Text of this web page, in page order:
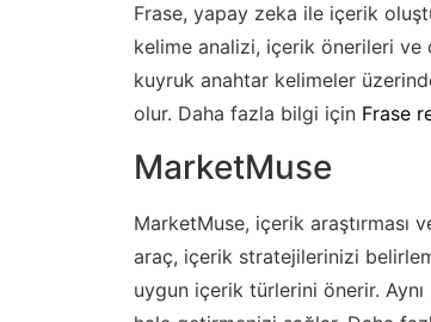
Frase, yapay zeka ile içerik
kelime analizi, içerik önerileri
kuyruk anahtar kelimeler
olur. Daha fazla bilgi için Frase
MarketMuse
MarketMuse, içerik araştırması
araç, içerik stratejilerinizi
uygun içerik türlerini önerir.